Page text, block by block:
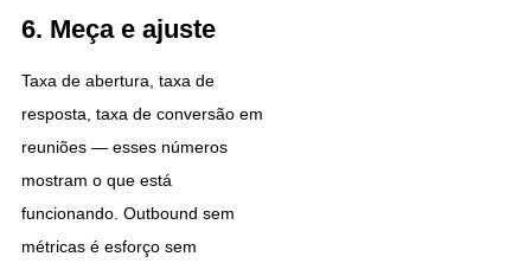
6. Meça e ajuste
Taxa de abertura, taxa de
resposta, taxa de conversão em
reuniões — esses números
mostram o que está
funcionando. Outbound sem
métricas é esforço sem